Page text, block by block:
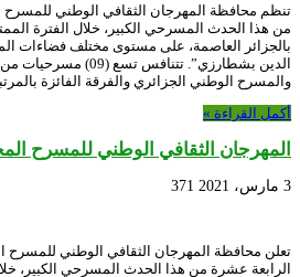
تنظم محافظة المهرجان الثقافي الوطني للمسرح
بالجزائر العاصمة، على مستوى مختلف فضاءات
الدين بشطارزي”. تتنافس
والمسرح الوطني الجزائري والفرقة الفائزة
أكمل القراءة »
المهرجان الثقافي الوطني للمسرح
3 مارس، 2021 371
تعلن محافظة المهرجان الثقافي الوطني للمسرح